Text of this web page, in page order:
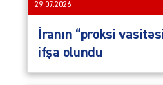
29.07.2026
İranın “proksi
ifşa olundu